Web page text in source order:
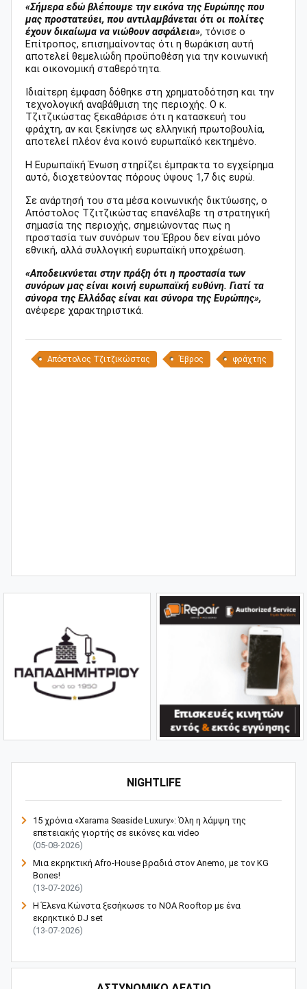
NIGHTLIFE
15 χρόνια «Xarama Seaside Luxury»: Όλη η λάμψη της
επετειακής γιορτής σε εικόνες και video
(05-08-2026)
Μια εκρηκτική Afro-House βραδιά στον Anemo, με τον KG
Bones!
(13-07-2026)
Η Έλενα Κώνστα ξεσήκωσε το NOA Rooftop με ένα
εκρηκτικό DJ set
(13-07-2026)
«Σήμερα εδώ βλέπουμε την εικόνα της Ευρώπης που
μας προστατεύει, που αντιλαμβάνεται ότι οι πολίτες
έχουν δικαίωμα να νιώθουν ασφάλεια», τόνισε ο
Επίτροπος, επισημαίνοντας ότι η θωράκιση αυτή
αποτελεί θεμελιώδη προϋποθέση για την κοινωνική
και οικονομική σταθερότητα.
Ιδιαίτερη έμφαση δόθηκε στη χρηματοδότηση και την
τεχνολογική αναβάθμιση της περιοχής. Ο κ.
Τζιτζικώστας ξεκαθάρισε ότι η κατασκευή του
φράχτη, αν και ξεκίνησε ως ελληνική πρωτοβουλία,
αποτελεί πλέον ένα κοινό ευρωπαϊκό κεκτημένο.
Η Ευρωπαϊκή Ένωση στηρίζει έμπρακτα το εγχείρημα
αυτό, διοχετεύοντας πόρους ύψους 1,7 δις ευρώ.
Σε ανάρτησή του στα μέσα κοινωνικής δικτύωσης, ο
Απόστολος Τζιτζικώστας επανέλαβε τη στρατηγική
σημασία της περιοχής, σημειώνοντας πως η
προστασία των συνόρων του Έβρου δεν είναι μόνο
εθνική, αλλά συλλογική ευρωπαϊκή υποχρέωση.
«Αποδεικνύεται στην πράξη ότι η προστασία των
συνόρων μας είναι κοινή ευρωπαϊκή ευθύνη. Γιατί τα
σύνορα της Ελλάδας είναι και σύνορα της Ευρώπης»,
ανέφερε χαρακτηριστικά.
Απόστολος Τζιτζικώστας Έβρος φράχτης